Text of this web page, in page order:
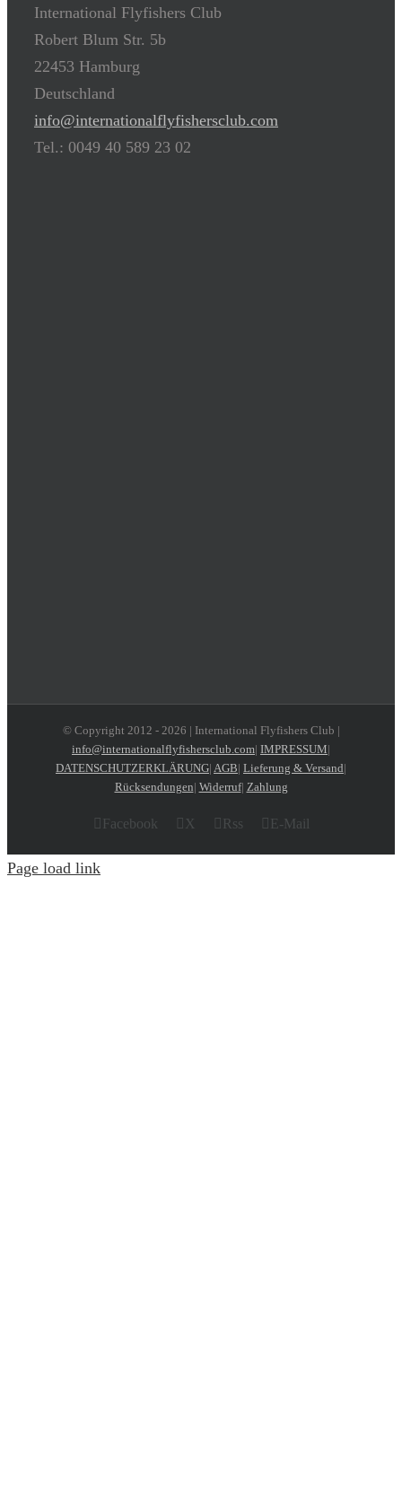
International Flyfishers Club
Robert Blum Str. 5b
22453 Hamburg
Deutschland
info@internationalflyfishersclub.com
Tel.: 0049 40 589 23 02
© Copyright 2012 - 2026 | International Flyfishers Club |
info@internationalflyfishersclub.com| IMPRESSUM|
DATENSCHUTZERKLÄRUNG| AGB| Lieferung & Versand|
Rücksendungen| Widerruf| Zahlung
Facebook X Rss E-Mail
Page load link